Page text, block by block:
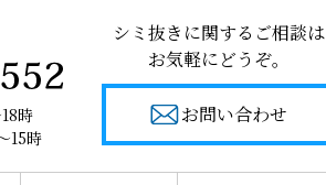
時
15時
シミ抜きに関するご相談は
お気軽にどうぞ。
お問い合わせ